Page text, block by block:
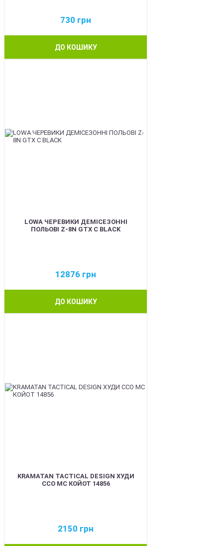
730 грн
ДО КОШИКУ
LOWA ЧЕРЕВИКИ ДЕМІСЕЗОННІ
ПОЛЬОВІ Z-8N GTX C BLACK
12876 грн
ДО КОШИКУ
KRAMATAN TACTICAL DESIGN ХУДИ
ССО МС КОЙОТ 14856
2150 грн